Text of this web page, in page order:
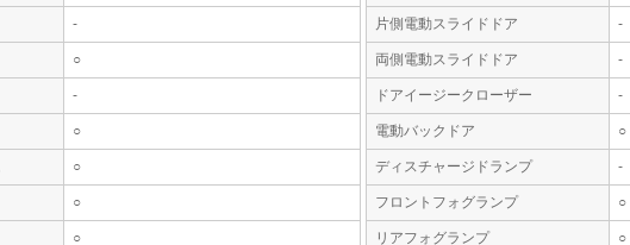
-
○
-
○
○
○
○
片側電動スライドドア -
両側電動スライドドア -
ドアイージークローザー -
電動バックドア ○
ディスチャージドランプ -
フロントフォグランプ ○
リアフォグランプ ○